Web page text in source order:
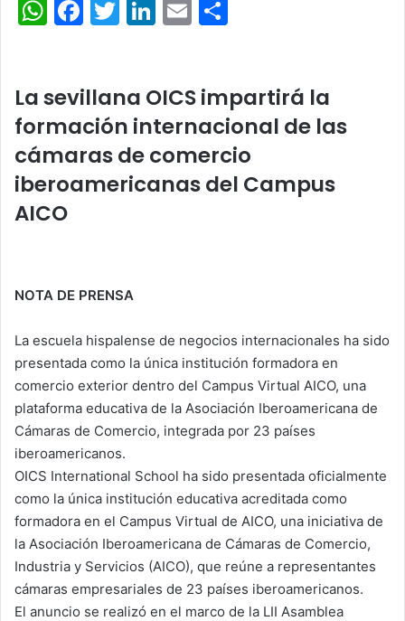
W
s
A
p
p
F
e
b
o
o
T
er
Li
e
dI
n
E
l
p
ar
tir
La sevillana OICS impartirá la
formación internacional de las
cámaras de comercio
iberoamericanas del Campus
AICO
NOTA DE PRENSA
La escuela hispalense de negocios internacionales ha sido
presentada como la única institución formadora en
comercio exterior dentro del Campus Virtual AICO, una
plataforma educativa de la Asociación Iberoamericana de
Cámaras de Comercio, integrada por 23 países
iberoamericanos.
OICS International School ha sido presentada oficialmente
como la única institución educativa acreditada como
formadora en el Campus Virtual de AICO, una iniciativa de
la Asociación Iberoamericana de Cámaras de Comercio,
Industria y Servicios (AICO), que reúne a representantes
cámaras empresariales de 23 países iberoamericanos.
El anuncio se realizó en el marco de la LII Asamblea